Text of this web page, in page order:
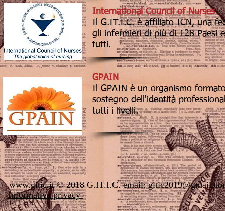
International Council of Nurses
Il G.IT.I.C. è affiliato ICN, una
gli infermieri di più di 128 Paesi
tutti.
GPAIN
Il GPAIN è un organismo
sostegno dell'identità
tutti i livelli.
www.gitic.it© 2018 G.IT.I.C. email:
Informativa privacy